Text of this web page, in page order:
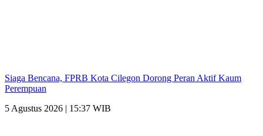
Siaga Bencana, FPRB Kota Cilegon Dorong Peran Aktif Kaum
Perempuan
5 Agustus 2026 | 15:37 WIB